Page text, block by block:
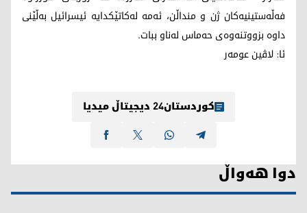
فه‌ڵه‌ستینیه‌كان ژن و منداڵن، ئه‌مه‌ له‌كاتێكدایه‌ ئیسرائیل به‌ڵێنی
داوه‌ بزووتنه‌وه‌ی حه‌ماس له‌ناو ببات.
ئا: لاڤین عومەر
کوردستان24 دیجیتاڵ میدیا
دوا هەواڵ